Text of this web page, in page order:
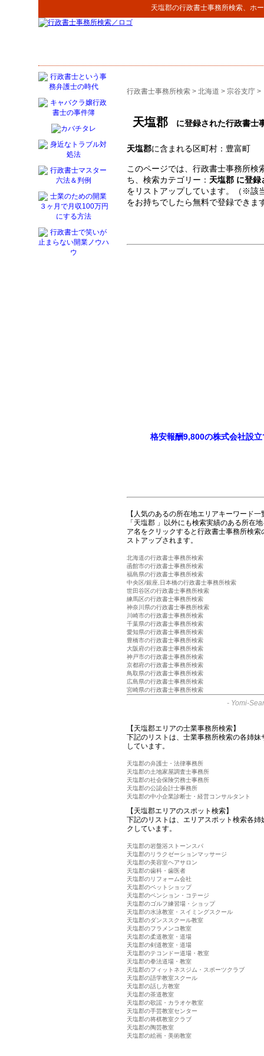
天塩郡の行政書士事務所検索、ホ
行政書士事務所検索 > 北海道 > 宗谷支庁 >
天塩郡 に登録された行政書士
天塩郡に含まれる区町村：豊富町
このページでは、行政書士事務所検
ち、検索カテゴリー： 天塩郡 に登録
をリストアップしています。（※該
をお持ちでしたら無料で登録できま
格安報酬9,800の株式会社設
【人気のあるの所在地エリアキーワード一
「天塩郡 」以外にも検索実績のある所在
ア名をクリックすると行政書士事務所検
ストアップされます。
北海道の行政書士事務所検索
函館市の行政書士事務所検索
福島県の行政書士事務所検索
中央区/銀座,日本橋の行政書士事務所検索
世田谷区の行政書士事務所検索
練馬区の行政書士事務所検索
神奈川県の行政書士事務所検索
川崎市の行政書士事務所検索
千葉県の行政書士事務所検索
愛知県の行政書士事務所検索
豊橋市の行政書士事務所検索
大阪府の行政書士事務所検索
神戸市の行政書士事務所検索
京都府の行政書士事務所検索
鳥取県の行政書士事務所検索
広島県の行政書士事務所検索
宮崎県の行政書士事務所検索
- Yomi-
【天塩郡エリアの士業事務所検索】
下記のリストは、士業事務所検索の各姉
しています。
天塩郡の弁護士・法律事務所
天塩郡の土地家屋調査士事務所
天塩郡の社会保険労務士事務所
天塩郡の公認会計士事務所
天塩郡の中小企業診断士・経営コンサルタント
【天塩郡エリアのスポット検索】
下記のリストは、エリアスポット検索各
クしています。
天塩郡の岩盤浴ストーンスパ
天塩郡のリラクゼーションマッサージ
天塩郡の美容室ヘアサロン
天塩郡の歯科・歯医者
天塩郡のリフォーム会社
天塩郡のペットショップ
天塩郡のペンション・コテージ
天塩郡のゴルフ練習場・ショップ
天塩郡の水泳教室・スイミングスクール
天塩郡のダンススクール教室
天塩郡のフラメンコ教室
天塩郡の柔道教室・道場
天塩郡の剣道教室・道場
天塩郡のテコンドー道場・教室
天塩郡の拳法道場・教室
天塩郡のフィットネスジム・スポーツクラブ
天塩郡の語学教室スクール
天塩郡の話し方教室
天塩郡の茶道教室
天塩郡の歌謡・カラオケ教室
天塩郡の手芸教室センター
天塩郡の将棋教室クラブ
天塩郡の陶芸教室
天塩郡の絵画・美術教室